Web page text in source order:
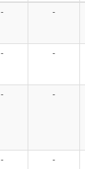
- -
- -
- -
- -